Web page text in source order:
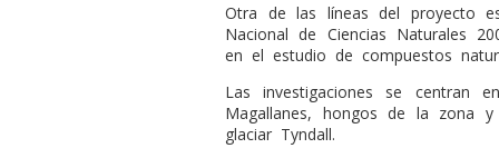
Otra de las líneas del proyecto
Nacional de Ciencias Naturales
en el estudio de compuestos
Las investigaciones se centran
Magallanes, hongos de la zona y
glaciar Tyndall.